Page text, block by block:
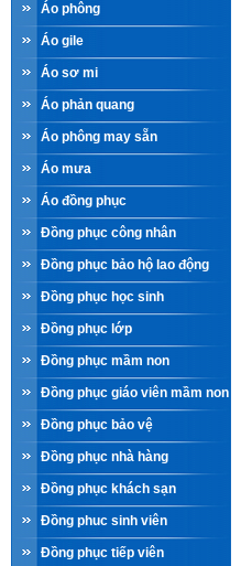
Áo phông
Áo gile
Áo sơ mi
Áo phản quang
Áo phông may sẵn
Áo mưa
Áo đồng phục
Đồng phục công nhân
Đồng phục bảo hộ lao động
Đồng phục học sinh
Đồng phục lớp
Đồng phục mầm non
Đồng phục giáo viên mầm non
Đồng phục bảo vệ
Đồng phục nhà hàng
Đồng phục khách sạn
Đồng phuc sinh viên
Đồng phục tiếp viên